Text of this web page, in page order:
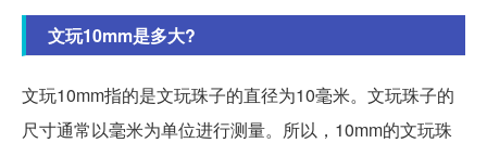
文玩10mm是多大?
文玩10mm指的是文玩珠子的直径为10毫米。文玩珠子的
尺寸通常以毫米为单位进行测量。所以，10mm的文玩珠